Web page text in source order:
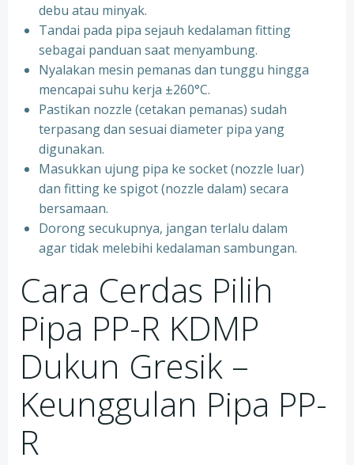
debu atau minyak.
Tandai pada pipa sejauh kedalaman fitting
sebagai panduan saat menyambung.
Nyalakan mesin pemanas dan tunggu hingga
mencapai suhu kerja ±260°C.
Pastikan nozzle (cetakan pemanas) sudah
terpasang dan sesuai diameter pipa yang
digunakan.
Masukkan ujung pipa ke socket (nozzle luar)
dan fitting ke spigot (nozzle dalam) secara
bersamaan.
Dorong secukupnya, jangan terlalu dalam
agar tidak melebihi kedalaman sambungan.
Cara Cerdas Pilih
Pipa PP-R KDMP
Dukun Gresik –
Keunggulan Pipa PP-
R